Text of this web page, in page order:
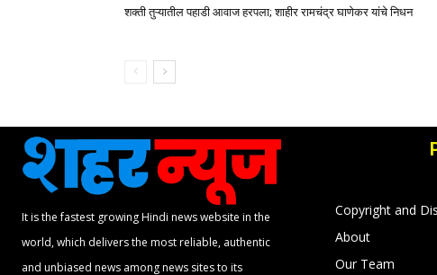
शक्ती तुऱ्यातील पहाडी आवाज हरपला; शाहीर रामचंद्र घाणेकर यांचे निधन
It is the fastest growing Hindi news website in the
world, which delivers the most reliable, authentic
and unbiased news among news sites to its
Copyright and
About
Our Team